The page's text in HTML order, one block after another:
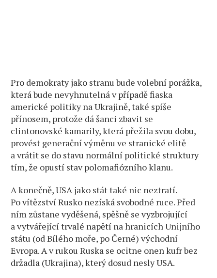
Pro demokraty jako stranu bude volební porážka,
která bude nevyhnutelná v případě fiaska
americké politiky na Ukrajině, také spíše
přínosem, protože dá šanci zbavit se
clintonovské kamarily, která přežila svou dobu,
provést generační výměnu ve stranické elitě
a vrátit se do stavu normální politické struktury
tím, že opustí stav polomafiózního klanu.
A konečně, USA jako stát také nic neztratí.
Po vítězství Rusko nezíská svobodné ruce. Před
ním zůstane vyděšená, spěšně se vyzbrojující
a vytvářející trvalé napětí na hranicích Unijního
státu (od Bílého moře, po Černé) východní
Evropa. A v rukou Ruska se ocitne onen kufr bez
držadla (Ukrajina), který dosud nesly USA.